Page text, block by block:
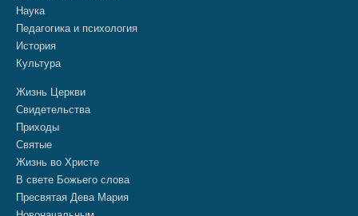
Наука
Педагогика и психология
История
Культура
Жизнь Церкви
Свидетельства
Приходы
Святые
Жизнь во Христе
В свете Божьего слова
Пресвятая Дева Мария